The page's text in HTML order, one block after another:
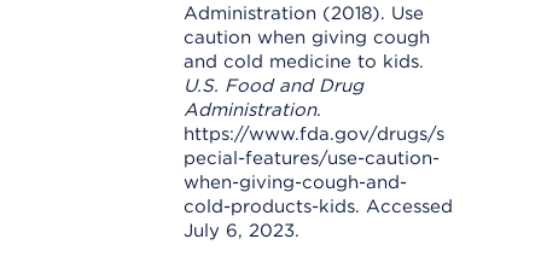
Administration (2018). Use
caution when giving cough
and cold medicine to kids.
U.S. Food and Drug
Administration.
https://www.fda.gov/drugs/s
pecial-features/use-caution-
when-giving-cough-and-
cold-products-kids. Accessed
July 6, 2023.